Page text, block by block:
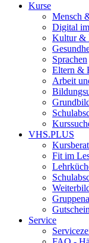
Kurse
Mensch
Digital
Kultur &
Sprachen
Eltern &
Arbeit
VHS.PLUS
Fit im
Service